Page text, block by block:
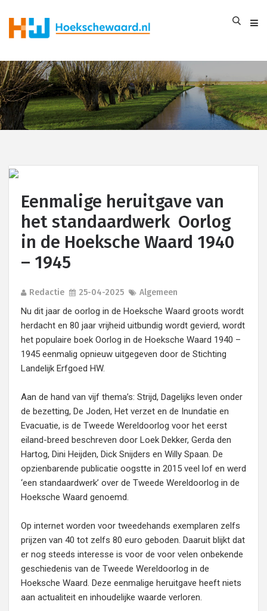
Eenmalige heruitgave van
het standaardwerk Oorlog
in de Hoeksche Waard 1940
– 1945
Redactie 25-04-2025 Algemeen
Nu dit jaar de oorlog in de Hoeksche Waard groots wordt
herdacht en 80 jaar vrijheid uitbundig wordt gevierd, wordt
het populaire boek Oorlog in de Hoeksche Waard 1940 –
1945 eenmalig opnieuw uitgegeven door de Stichting
Landelijk Erfgoed HW.
Aan de hand van vijf thema’s: Strijd, Dagelijks leven onder
de bezetting, De Joden, Het verzet en de Inundatie en
Evacuatie, is de Tweede Wereldoorlog voor het eerst
eiland-breed beschreven door Loek Dekker, Gerda den
Hartog, Dini Heijden, Dick Snijders en Willy Spaan. De
opzienbarende publicatie oogstte in 2015 veel lof en werd
‘een standaardwerk’ over de Tweede Wereldoorlog in de
Hoeksche Waard genoemd.
Op internet worden voor tweedehands exemplaren zelfs
prijzen van 40 tot zelfs 80 euro geboden. Daaruit blijkt dat
er nog steeds interesse is voor de voor velen onbekende
geschiedenis van de Tweede Wereldoorlog in de
Hoeksche Waard. Deze eenmalige heruitgave heeft niets
aan actualiteit en inhoudelijke waarde verloren.